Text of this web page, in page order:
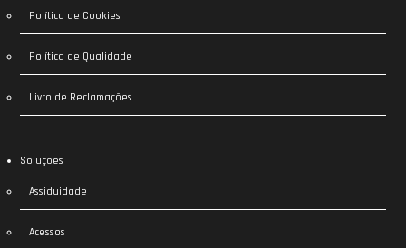
Política de Cookies
Política de Qualidade
Livro de Reclamações
Soluções
Assiduidade
Acessos